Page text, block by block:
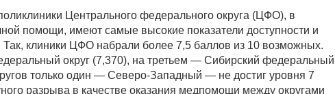
Центрального федерального округа (ЦФО), в
помощи, имеют самые высокие показатели доступности и
клиники ЦФО набрали более 7,5 баллов из 10 возможных.
округ (7,370), на третьем — Сибирский федеральный
только один — Северо-Западный — не достиг уровня 7
разрыва в качестве оказания медпомощи между округами